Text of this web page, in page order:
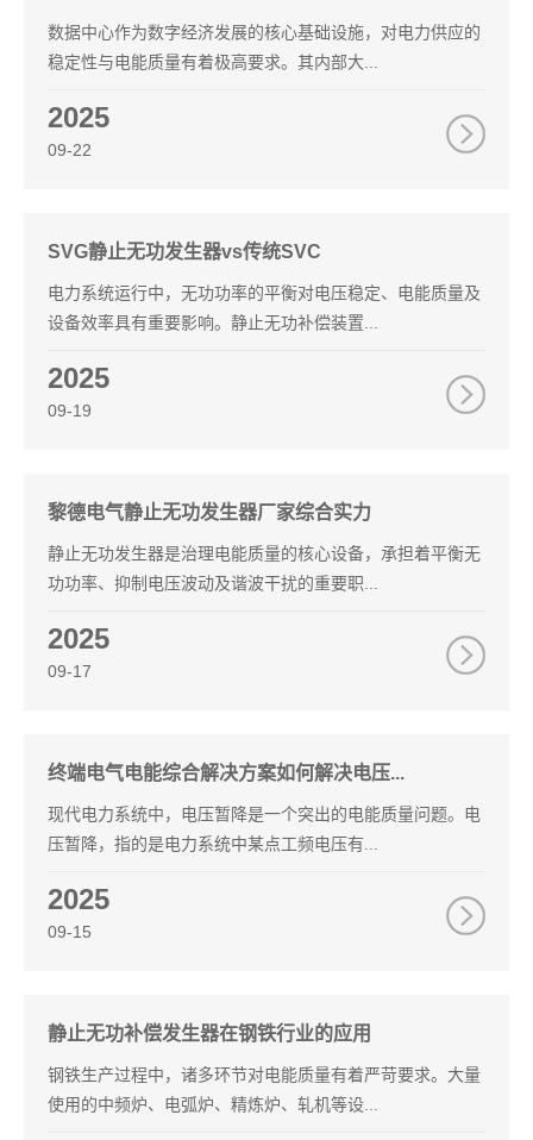
数据中心作为数字经济发展的核心基础设施，对电力供应的
稳定性与电能质量有着极高要求。其内部大...
2025
09-22
SVG静止无功发生器vs传统SVC
电力系统运行中，无功功率的平衡对电压稳定、电能质量及
设备效率具有重要影响。静止无功补偿装置...
2025
09-19
黎德电气静止无功发生器厂家综合实力
静止无功发生器是治理电能质量的核心设备，承担着平衡无
功功率、抑制电压波动及谐波干扰的重要职...
2025
09-17
终端电气电能综合解决方案如何解决电压...
现代电力系统中，电压暂降是一个突出的电能质量问题。电
压暂降，指的是电力系统中某点工频电压有...
2025
09-15
静止无功补偿发生器在钢铁行业的应用
钢铁生产过程中，诸多环节对电能质量有着严苛要求。大量
使用的中频炉、电弧炉、精炼炉、轧机等设...